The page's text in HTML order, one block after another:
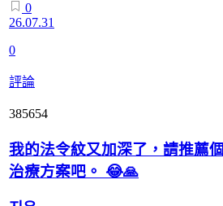
0
26.07.31
0
評論
385654
我的法令紋又加深了，請推薦個
治療方案吧。 😂🙏